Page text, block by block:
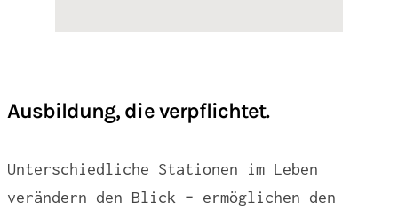
Ausbildung, die verpflichtet.
Unterschiedliche Stationen im Leben
verändern den Blick – ermöglichen den